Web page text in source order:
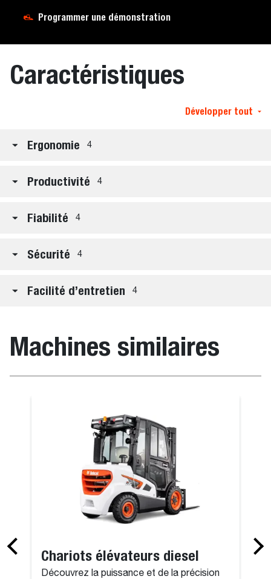
Programmer une démonstration
Caractéristiques
Développer tout
Ergonomie 4
Productivité 4
Fiabilité 4
Sécurité 4
Facilité d’entretien 4
Machines similaires
Chariots élévateurs diesel
Découvrez la puissance et de la précision